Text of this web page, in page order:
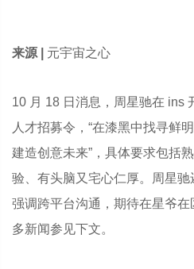
来源 | 元宇宙之心
10 月 18 日消息，周星驰在 ins
人才招募令，“在漆黑中找寻鲜
建造创意未来”，具体要求包括
验、有头脑又宅心仁厚。周星
强调跨平台沟通，期待在星爷
多新闻参见下文。